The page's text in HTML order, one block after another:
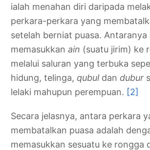
ialah menahan diri daripada
perkara-perkara yang
setelah berniat puasa. Antaranya
memasukkanain (suatu jirim) ke
melalui saluran yang terbuka
hidung, telinga, qubul dan dubur
lelaki mahupun perempuan. [2]
Secara jelasnya, antara perkara
membatalkan puasa adalah
memasukkan sesuatu ke rongga